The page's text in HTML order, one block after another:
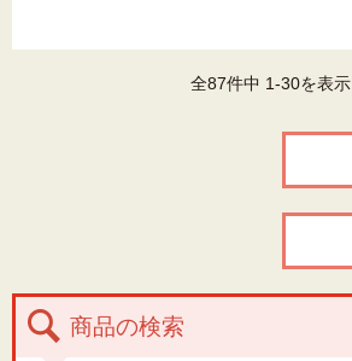
全87件中 1-30を表示
商品の検索